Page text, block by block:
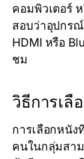
คอมพิวเตอร์
สอบว่าอุปกร
HDMI หรือ
ชม
วิธีการเลื
การเลือกหนัง
คนในกลุ่มสา